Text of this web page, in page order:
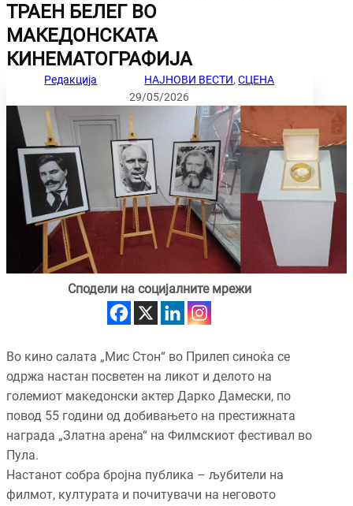
ТРАЕН БЕЛЕГ ВО
МАКЕДОНСКАТА
КИНЕМАТОГРАФИЈА
Редакција НАЈНОВИ ВЕСТИ, СЦЕНА
29/05/2026
Сподели на социјалните мрежи
Во кино салата „Мис Стон“ во Прилеп синоќа се
одржа настан посветен на ликот и делото на
големиот македонски актер Дарко Дамески, по
повод 55 години од добивањето на престижната
награда „Златна арена“ на Филмскиот фестивал во
Пула.
Настанот собра бројна публика – љубители на
филмот, културата и почитувачи на неговото